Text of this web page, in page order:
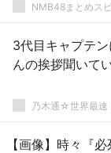
NMB48まとめス
3代目キャプテ
んの挨拶聞いて
【画像】時々『